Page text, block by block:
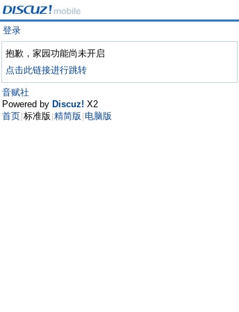
登录
抱歉，家园功能尚未开启
点击此链接进行跳转
音赋社
Powered by Discuz! X2
首页 标准版 精简版 电脑版